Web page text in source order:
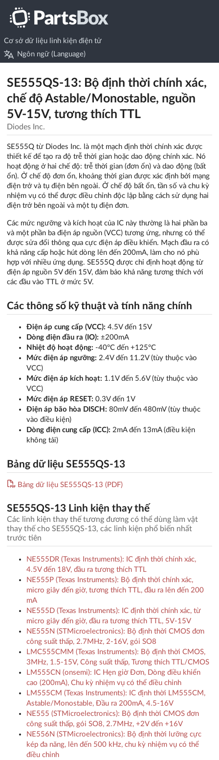
Cơ sở dữ liệu linh kiện điện tử
Ngôn ngữ (Language)
SE555QS-13: Bộ định thời chính xác,
chế độ Astable/Monostable, nguồn
5V-15V, tương thích TTL
Diodes Inc.
SE555Q từ Diodes Inc. là một mạch định thời chính xác được
thiết kế để tạo ra độ trễ thời gian hoặc dao động chính xác. Nó
hoạt động ở hai chế độ: trễ thời gian (đơn ổn) và dao động (bất
ổn). Ở chế độ đơn ổn, khoảng thời gian được xác định bởi mạng
điện trở và tụ điện bên ngoài. Ở chế độ bất ổn, tần số và chu kỳ
nhiệm vụ có thể được điều chỉnh độc lập bằng cách sử dụng hai
điện trở bên ngoài và một tụ điện đơn.
Các mức ngưỡng và kích hoạt của IC này thường là hai phần ba
và một phần ba điện áp nguồn (VCC) tương ứng, nhưng có thể
được sửa đổi thông qua cực điện áp điều khiển. Mạch đầu ra có
khả năng cấp hoặc hút dòng lên đến 200mA, làm cho nó phù
hợp với nhiều ứng dụng. SE555Q được chỉ định hoạt động từ
điện áp nguồn 5V đến 15V, đảm bảo khả năng tương thích với
các đầu vào TTL ở mức 5V.
Các thông số kỹ thuật và tính năng chính
Điện áp cung cấp (VCC): 4.5V đến 15V
Dòng điện đầu ra (IO): ±200mA
Nhiệt độ hoạt động: -40°C đến +125°C
Mức điện áp ngưỡng: 2.4V đến 11.2V (tùy thuộc vào
VCC)
Mức điện áp kích hoạt: 1.1V đến 5.6V (tùy thuộc vào
VCC)
Mức điện áp RESET: 0.3V đến 1V
Điện áp bão hòa DISCH: 80mV đến 480mV (tùy thuộc
vào điều kiện)
Dòng điện cung cấp (ICC): 2mA đến 13mA (điều kiện
không tải)
Bảng dữ liệu SE555QS-13
Bảng dữ liệu SE555QS-13 (PDF)
SE555QS-13 Linh kiện thay thế
Các linh kiện thay thế tương đương có thể dùng làm vật
thay thế cho SE555QS-13, các linh kiện phổ biến nhất
trước tiên
NE555DR (Texas Instruments): IC định thời chính xác,
4.5V đến 18V, đầu ra tương thích TTL
NE555P (Texas Instruments): Bộ định thời chính xác,
micro giây đến giờ, tương thích TTL, đầu ra lên đến 200
mA
NE555D (Texas Instruments): IC định thời chính xác, từ
micro giây đến giờ, đầu ra tương thích TTL, 5V-15V
NE555N (STMicroelectronics): Bộ định thời CMOS đơn
công suất thấp, 2.7MHz, 2-16V, gói SO8
LMC555CMM (Texas Instruments): Bộ định thời CMOS,
3MHz, 1.5-15V, Công suất thấp, Tương thích TTL/CMOS
LM555CN (onsemi): IC Hẹn giờ Đơn, Dòng điều khiển
cao (200mA), Chu kỳ nhiệm vụ có thể điều chỉnh
LM555CM (Texas Instruments): IC định thời LM555CM,
Astable/Monostable, Đầu ra 200mA, 4.5-16V
NE555 (STMicroelectronics): Bộ định thời CMOS đơn
công suất thấp, gói SO8, 2.7MHz, +2V đến +16V
NE556N (STMicroelectronics): Bộ định thời lưỡng cực
kép đa năng, lên đến 500 kHz, chu kỳ nhiệm vụ có thể
điều chỉnh